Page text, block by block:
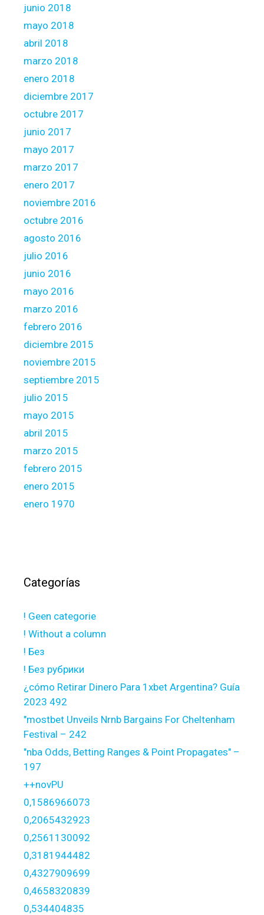
junio 2018
mayo 2018
abril 2018
marzo 2018
enero 2018
diciembre 2017
octubre 2017
junio 2017
mayo 2017
marzo 2017
enero 2017
noviembre 2016
octubre 2016
agosto 2016
julio 2016
junio 2016
mayo 2016
marzo 2016
febrero 2016
diciembre 2015
noviembre 2015
septiembre 2015
julio 2015
mayo 2015
abril 2015
marzo 2015
febrero 2015
enero 2015
enero 1970
Categorías
! Geen categorie
! Without a column
! Без
! Без рубрики
¿cómo Retirar Dinero Para 1xbet Argentina? Guía
2023 492
"mostbet Unveils Nrnb Bargains For Cheltenham
Festival – 242
"nba Odds, Betting Ranges & Point Propagates" –
197
++novPU
0,1586966073
0,2065432923
0,2561130092
0,3181944482
0,4327909699
0,4658320839
0,534404835